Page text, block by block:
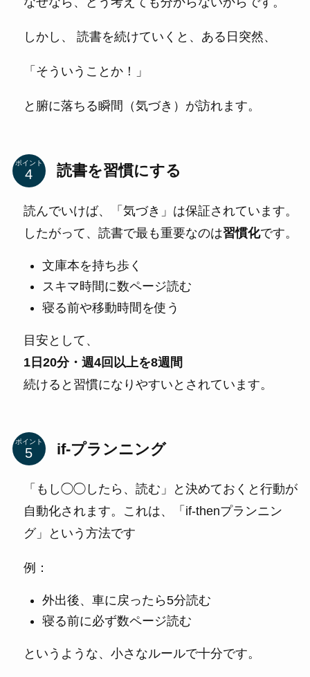
しかし、 読書を続けていくと、ある日突然、
「そういうことか！」
と腑に落ちる瞬間（気づき）が訪れます。
ポイント 読書を習慣にする
読んでいけば、「気づき」は保証されています。
したがって、読書で最も重要なのは習慣化です。
文庫本を持ち歩く
スキマ時間に数ページ読む
寝る前や移動時間を使う
目安として、
1日20分・週4回以上を8週間
続けると習慣になりやすいとされています。
ポイント if-プランニング
「もし◯◯したら、読む」と決めておくと行動が
自動化されます。これは、「if-thenプランニン
グ」という方法です
例：
外出後、車に戻ったら5分読む
寝る前に必ず数ページ読む
というような、小さなルールで十分です。